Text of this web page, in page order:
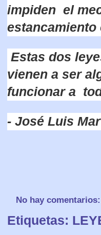
impiden el
Estas dos
vienen a ser
funcionar a
- José Luis
No hay
Etiquetas: